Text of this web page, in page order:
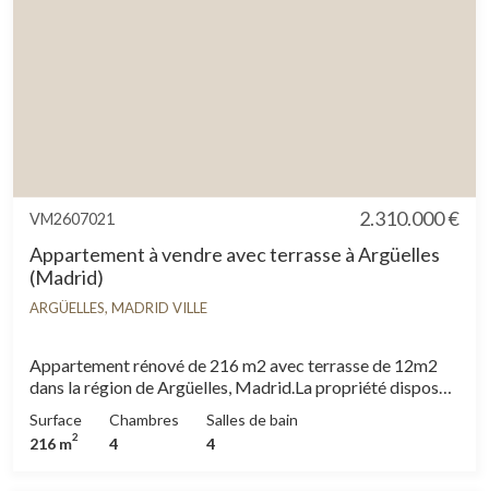
VM2607021
2.310.000 €
Appartement à vendre avec terrasse à Argüelles
(Madrid)
ARGÜELLES, MADRID VILLE
Appartement rénové de 216 m2 avec terrasse de 12m2
dans la région de Argüelles, Madrid.La propriété dispose
climatisation, armoires intégrées, buanderie, chauffage,
concierge et salle de stockage.
Surface
216 m2
Chambres
4
Salles de bain
4